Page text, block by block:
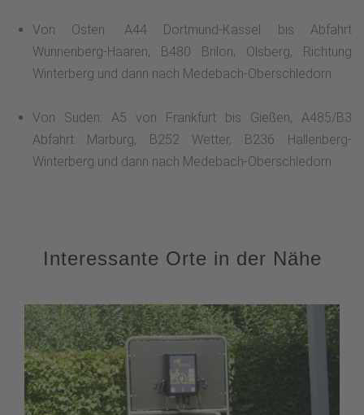
Von Osten: A44 Dortmund-Kassel bis Abfahrt
Wünnenberg-Haaren, B480 Brilon, Olsberg, Richtung
Winterberg und dann nach Medebach-Oberschledorn
Von Süden: A5 von Frankfurt bis Gießen, A485/B3
Abfahrt Marburg, B252 Wetter, B236 Hallenberg-
Winterberg und dann nach Medebach-Oberschledorn
Interessante Orte in der Nähe